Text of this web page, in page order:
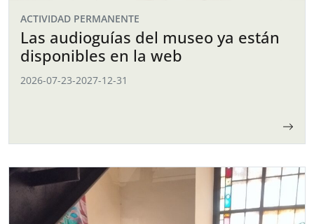
ACTIVIDAD PERMANENTE
Las audioguías del museo ya están
disponibles en la web
2026-07-23-2027-12-31